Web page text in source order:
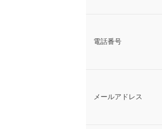
電話番号
メールアドレス